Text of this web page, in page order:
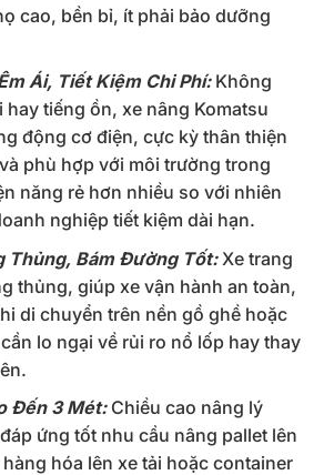
cao, bền bỉ, ít phải bảo dưỡng
Ái, Tiết Kiệm Chi Phí: Không
hay tiếng ồn, xe nâng Komatsu
động cơ điện, cực kỳ thân thiện
phù hợp với môi trường trong
năng rẻ hơn nhiều so với nhiên
nghiệp tiết kiệm dài hạn.
Thủng, Bám Đường Tốt:Xe trang
thủng, giúp xe vận hành an toàn,
di chuyển trên nền gồ ghề hoặc
lo ngại về rủi ro nổ lốp hay thay
Đến 3 Mét: Chiều cao nâng lý
ứng tốt nhu cầu nâng pallet lên
hóa lên xe tải hoặc container